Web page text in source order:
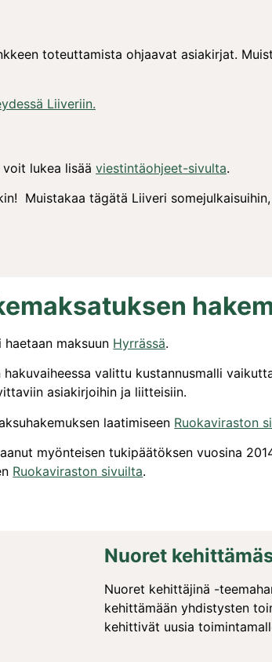
toteuttamista ohjaavat asiakirjat.
Liiveriin.
lukea lisää viestintäohjeet-sivulta.
Muistakaa tägätä Liiveri
haetaan maksuun Hyrrässä.
hakuvaiheessa valittu kustannusmalli
asiakirjoihin ja liitteisiin.
laatimiseen Ruokaviraston
myönteisen tukipäätöksen vuosina
Ruokaviraston sivuilta.
Nuoret
Nuoret kehittäjinä -
kehittämään yhdistysten
kehittivät uusia